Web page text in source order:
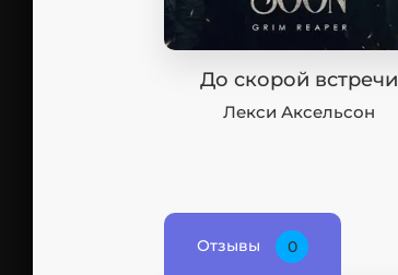
До скорой встречи
Лекси Аксельсон
Отзывы 0